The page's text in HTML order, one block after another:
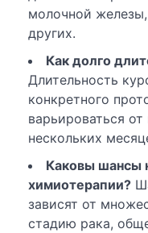
молочной
других.
Как долго
Длительность
конкретного
варьироваться
нескольких
Каковы шансы
химиотерапии?
зависят от
стадию рака,